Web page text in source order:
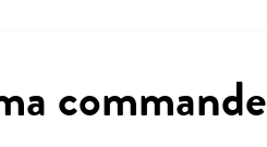
commande